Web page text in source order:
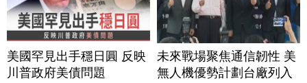
美國罕見出手穩日圓 反映
川普政府美債問題
未來戰場聚焦通信韌性 美
無人機優勢計劃台廠列入